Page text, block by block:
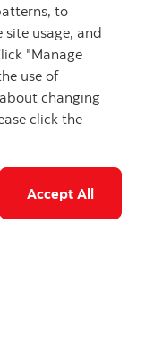
de Datos del
comunidad de
colaboradores.
toda nuestra red
que mejoren la
más
real.
es el trabajo en
de Datos del
to
usage, and
"Manage
use of
changing
click the
Accept All